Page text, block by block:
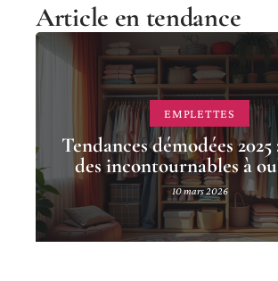
Article en tendance
EMPLETTES
Tendances démodées
des incontournables à
10 mars 2026